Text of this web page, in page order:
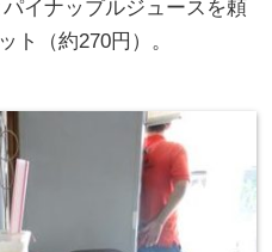
パイナップルジュースを頼
ト（約270円）。